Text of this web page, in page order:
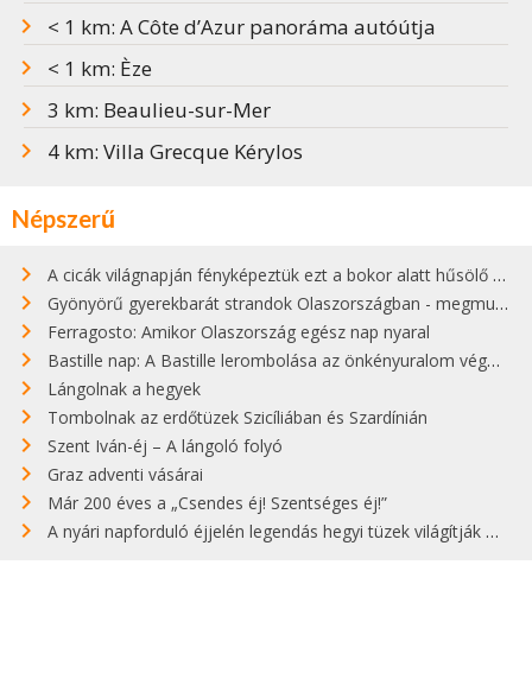
< 1 km: A Côte d’Azur panoráma autóútja
< 1 km: Èze
3 km: Beaulieu-sur-Mer
4 km: Villa Grecque Kérylos
Népszerű
A cicák világnapján fényképeztük ezt a bokor alatt hűsölő cicát Kisorosziban
Gyönyörű gyerekbarát strandok Olaszországban - megmutatjuk a 15 legjobbat
Ferragosto: Amikor Olaszország egész nap nyaral
Bastille nap: A Bastille lerombolása az önkényuralom végét jelentette
Lángolnak a hegyek
Tombolnak az erdőtüzek Szicíliában és Szardínián
Szent Iván-éj – A lángoló folyó
Graz adventi vásárai
Már 200 éves a „Csendes éj! Szentséges éj!”
A nyári napforduló éjjelén legendás hegyi tüzek világítják meg Zugspitzét